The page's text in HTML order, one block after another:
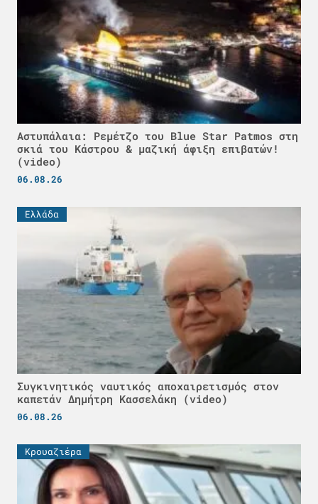
Αστυπάλαια: Ρεμέτζο του Blue Star Patmos στη
σκιά του Κάστρου & μαζική άφιξη επιβατών!
(video)
06.08.26
Ελλάδα
Συγκινητικός ναυτικός αποχαιρετισμός στον
καπετάν Δημήτρη Κασσελάκη (video)
06.08.26
Κρουαζιέρα